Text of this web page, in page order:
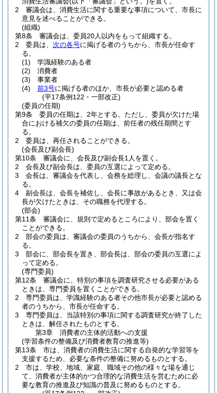
2
審議会は、消費生活に関する重要な事項について、市長に
意見を述べることができる。
(組織)
第8条
審議会は、委員20人以内をもって組織する。
2
委員は、 次の各号に掲げる者のうちから、市長が任命す
る。
(1)
学識経験のある者
(2)
消費者
(3)
事業者
(4)
前3号に掲げる者のほか、市長が必要と認める者
(平17条例122・一部改正)
(委員の任期)
第9条
委員の任期は、2年とする。 ただし、委員が欠けた場
合における補欠の委員の任期は、前任者の残任期間とす
る。
2
委員は、再任されることができる。
(会長及び副会長)
第10条
審議会に、会長及び副会長1人を置く。
2
会長及び副会長は、委員の互選によって定める。
3
会長は、審議会を代表し、会務を総理し、会議の議長とな
る。
4
副会長は、会長を補佐し、会長に事故があるとき、又は会
長が欠けたときは、その職務を代理する。
(部会)
第11条
審議会に、規則で定めるところにより、部会を置く
ことができる。
2
部会の委員は、審議会の委員のうちから、会長が指名す
る。
3
部会に、部会長を置き、部会長は、部会の委員の互選によ
って定める。
(専門委員)
第12条
審議会に、特別の事項を調査研究させる必要がある
ときは、専門委員を置くことができる。
2
専門委員は、学識経験のある者その他市長が必要と認める
者のうちから、市長が任命する。
3
専門委員は、当該特別の事項に関する調査研究が終了した
ときは、解任されたものとする。
第3章
消費者の主体的活動への支援
(学習条件の整備及び消費者教育の推進等)
第13条
市は、消費者の消費生活に関する自発的な学習等を
支援するため、必要な条件の整備に努めるものとする。
2
市は、学校、地域、家庭、職域その他の様々な場を通じ
て、消費者が主体的かつ合理的な消費生活を営むために必
要な教育の推進及び知識の普及に努めるものとする。